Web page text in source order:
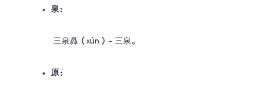
泉：
三泉灥（xún）- 三泉。
原：